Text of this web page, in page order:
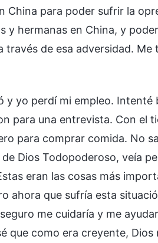
China para poder sufrir la
y hermanas en China, y
de esa adversidad. Me
y yo perdí mi empleo. Intenté
para una entrevista. Con el
para comprar comida. No
Dios Todopoderoso, veía
eran las cosas más
ahora que sufría esta
me cuidaría y me
que como era creyente, Dios